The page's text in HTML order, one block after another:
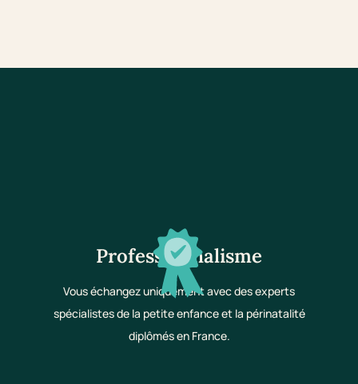
Professionnalisme
Vous échangez uniquement avec des experts
spécialistes de la petite enfance et la périnatalité
diplômés en France.